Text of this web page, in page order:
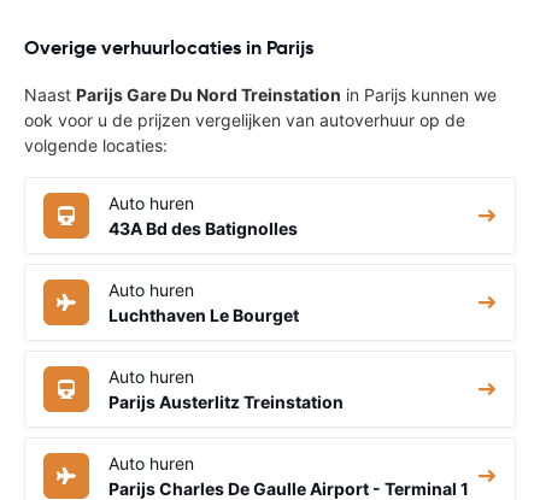
Overige verhuurlocaties in Parijs
Naast Parijs Gare Du Nord Treinstation in Parijs kunnen we
ook voor u de prijzen vergelijken van autoverhuur op de
volgende locaties:
Auto huren
43A Bd des Batignolles
Auto huren
Luchthaven Le Bourget
Auto huren
Parijs Austerlitz Treinstation
Auto huren
Parijs Charles De Gaulle Airport - Terminal 1